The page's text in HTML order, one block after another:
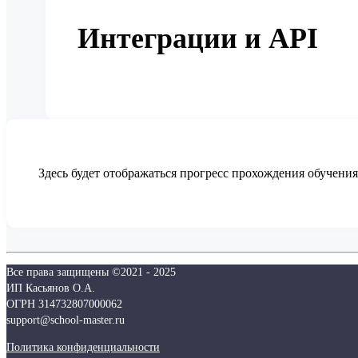
Интеграции и API
Здесь будет отображаться прогресс прохождения
Все права защищены ©2021 - 2025
ИП Касьянов О.А.
ОГРН 314732807000062
support@school-master.ru
Политика конфиденциальности